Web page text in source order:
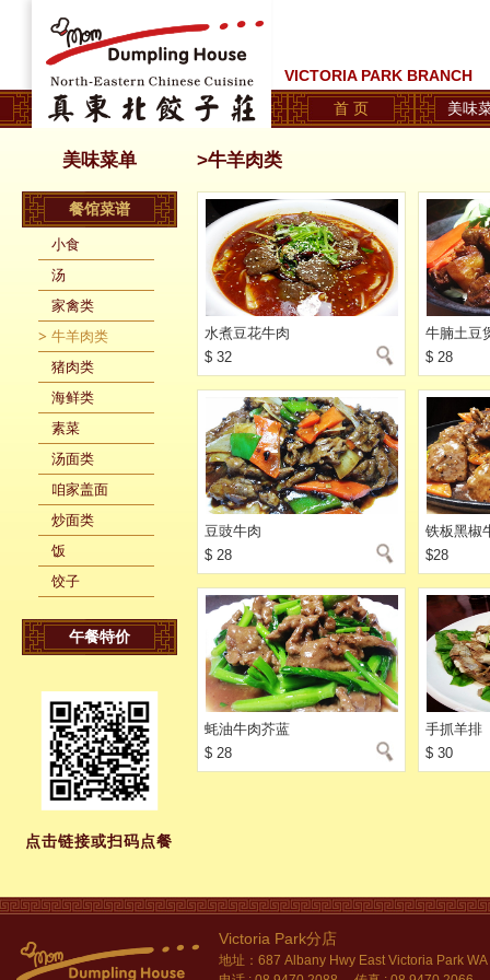
VICTORIA PARK BRANCH
首 页
美味
美味菜单
餐馆菜谱
小食
汤
家禽类
牛羊肉类
猪肉类
海鲜类
素菜
汤面类
咱家盖面
炒面类
饭
饺子
午餐特价
点击链接或扫码点餐
>牛羊肉类
水煮豆花牛肉
$ 32
牛腩土豆
$ 28
豆豉牛肉
$ 28
铁板黑椒
$28
蚝油牛肉芥蓝
$ 28
手抓羊排
$ 30
Victoria Park分店
地址：687 Albany Hwy East Victoria Park WA